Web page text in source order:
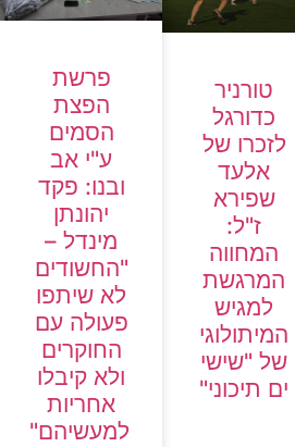
טורניר
כדורגל
לזכרו של
אלעד
שפירא
ז"ל:
המחווה
המרגשת
למגיש
המיתולוגי
של "שישי
ים תיכוני"
פרשת
הפצת
הסמים
ע"י אב
ובנו: פקד
יהונתן
מינדל –
"החשודים
לא שיתפו
פעולה עם
החוקרים
ולא קיבלו
אחריות
למעשיהם"